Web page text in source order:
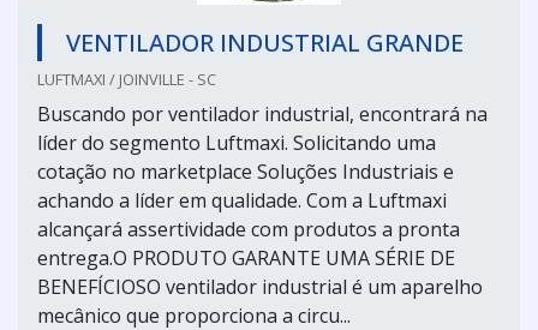
VENTILADOR INDUSTRIAL GRANDE
LUFTMAXI / JOINVILLE - SC
Buscando por ventilador industrial, encontrará na
líder do segmento Luftmaxi. Solicitando uma
cotação no marketplace Soluções Industriais e
achando a líder em qualidade. Com a Luftmaxi
alcançará assertividade com produtos a pronta
entrega.O PRODUTO GARANTE UMA SÉRIE DE
BENEFÍCIOSO ventilador industrial é um aparelho
mecânico que proporciona a circu...